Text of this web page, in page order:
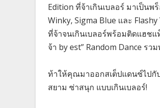
Edition ที่จ้าเกินเบลอร์ มาเป็น
Winky, Sigma Blue และ
ที่จ้าจนเกินเบลอร์พร้อมติดแฮชแ
จ้า by est” Random Dance ร
ท้าให้คุณมาออกสเต็ปแดนซ์ไปกั
สยาม ซ่าสนุก แบบเกินเบลอร์!